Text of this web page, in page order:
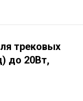
трековых
до 20Вт,